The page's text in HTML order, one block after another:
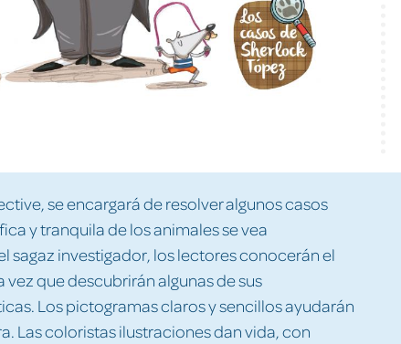
se encargará de resolver algunos casos
y tranquila de los animales se vea
sagaz investigador, los lectores conocerán el
vez que descubrirán algunas de sus
Los pictogramas claros y sencillos ayudarán
Las coloristas ilustraciones dan vida, con